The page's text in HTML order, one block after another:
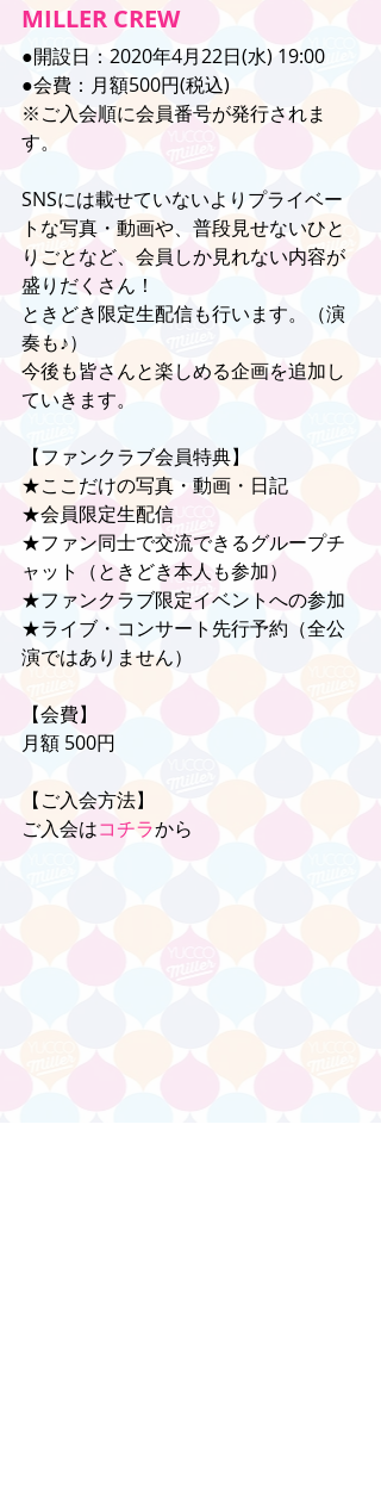
MILLER CREW
●開設日：2020年4月22日(水) 19:00
●会費：月額500円(税込)
※ご入会順に会員番号が発行されま
す。
SNSには載せていないよりプライベー
トな写真・動画や、普段見せないひと
りごとなど、会員しか見れない内容が
盛りだくさん！
ときどき限定生配信も行います。（演
奏も♪）
今後も皆さんと楽しめる企画を追加し
ていきます。
【ファンクラブ会員特典】
★ここだけの写真・動画・日記
★会員限定生配信
★ファン同士で交流できるグループチ
ャット（ときどき本人も参加）
★ファンクラブ限定イベントへの参加
★ライブ・コンサート先行予約（全公
演ではありません）
【会費】
月額 500円
【ご入会方法】
ご入会はコチラから